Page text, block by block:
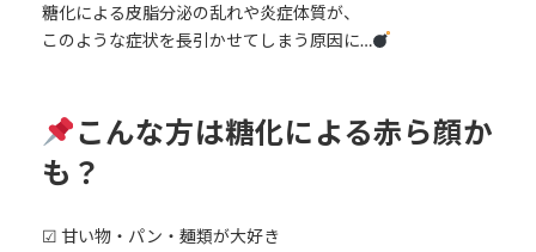
糖化による皮脂分泌の乱れや炎症体質が、
このような症状を長引かせてしまう原因に…
こんな方は糖化による赤ら顔か
も？
☑ 甘い物・パン・麺類が大好き